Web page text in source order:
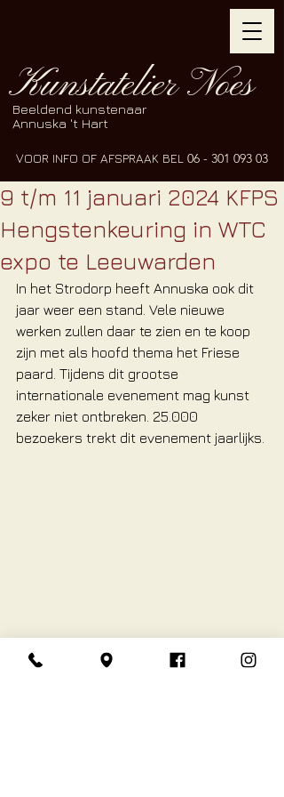
VOOR INFO OF AFSPRAAK BEL 06 - 301 093 03
Kunstatelier Noes
Beeldend kunstenaar
Annuska 't Hart
9 t/m 11 januari 2024 KFPS
Hengstenkeuring in WTC
expo te Leeuwarden
In het Strodorp heeft Annuska ook dit
jaar weer een stand. Vele nieuwe
werken zullen daar te zien en te koop
zijn met als hoofd thema het Friese
paard. Tijdens dit grootse
internationale evenement mag kunst
zeker niet ontbreken. 25.000
bezoekers trekt dit evenement jaarlijks.